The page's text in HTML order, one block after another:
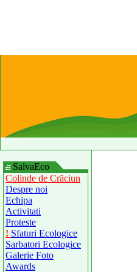
SalvaEco
Colinde de Crăciun
Despre noi
Echipa
Activitati
Proteste
! Sfaturi Ecologice
Sarbatori Ecologice
Galerie Foto
Awards